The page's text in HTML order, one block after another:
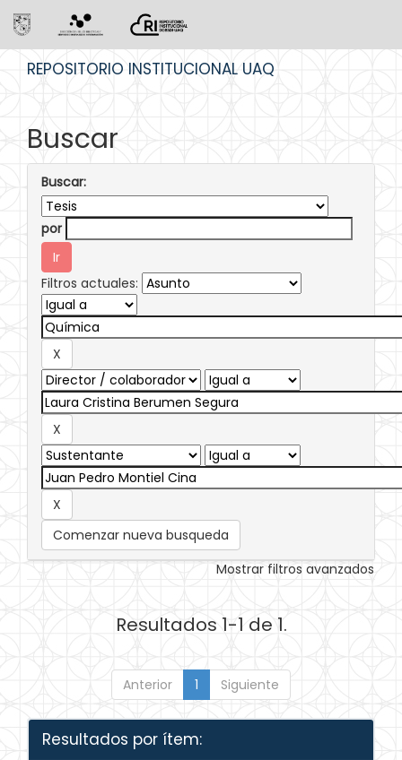
REPOSITORIO INSTITUCIONAL UAQ
Buscar
Buscar:
por
Filtros actuales:
Comenzar nueva busqueda
Mostrar filtros avanzados
Resultados 1-1 de 1.
Anterior 1 Siguiente
Resultados por ítem: